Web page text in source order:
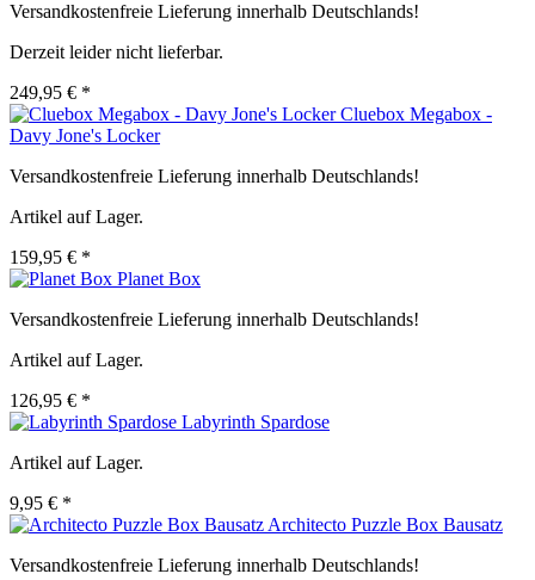
Versandkostenfreie Lieferung innerhalb Deutschlands!
Derzeit leider nicht lieferbar.
249,95 € *
Cluebox Megabox -
Davy Jone's Locker
Versandkostenfreie Lieferung innerhalb Deutschlands!
Artikel auf Lager.
159,95 € *
Planet Box
Versandkostenfreie Lieferung innerhalb Deutschlands!
Artikel auf Lager.
126,95 € *
Labyrinth Spardose
Artikel auf Lager.
9,95 € *
Architecto Puzzle Box Bausatz
Versandkostenfreie Lieferung innerhalb Deutschlands!